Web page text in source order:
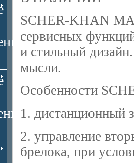
SCHER-KHAN
сервисных
и стильный
мысли.
Особенности
1. дистанционный
2. управление
брелока, при